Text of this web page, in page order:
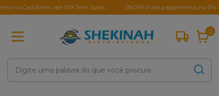
em até 10X Sem Juros 3%OFF Para pagamentos no Pix
0